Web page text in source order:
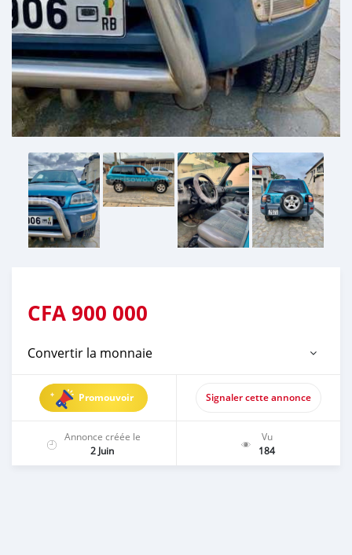
CFA900 000
Convertir la monnaie
Promouvoir Signaler cette annonce
Annonce créée le
2 Juin
Vu
184